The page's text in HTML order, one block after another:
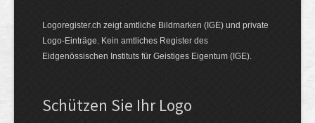
Logoregister.ch zeigt amtliche Bildmarken (IGE) und private
Logo-Einträge. Kein amtliches Register des
Eidgenössischen Instituts für Geistiges Eigentum (IGE).
Schützen Sie Ihr Logo